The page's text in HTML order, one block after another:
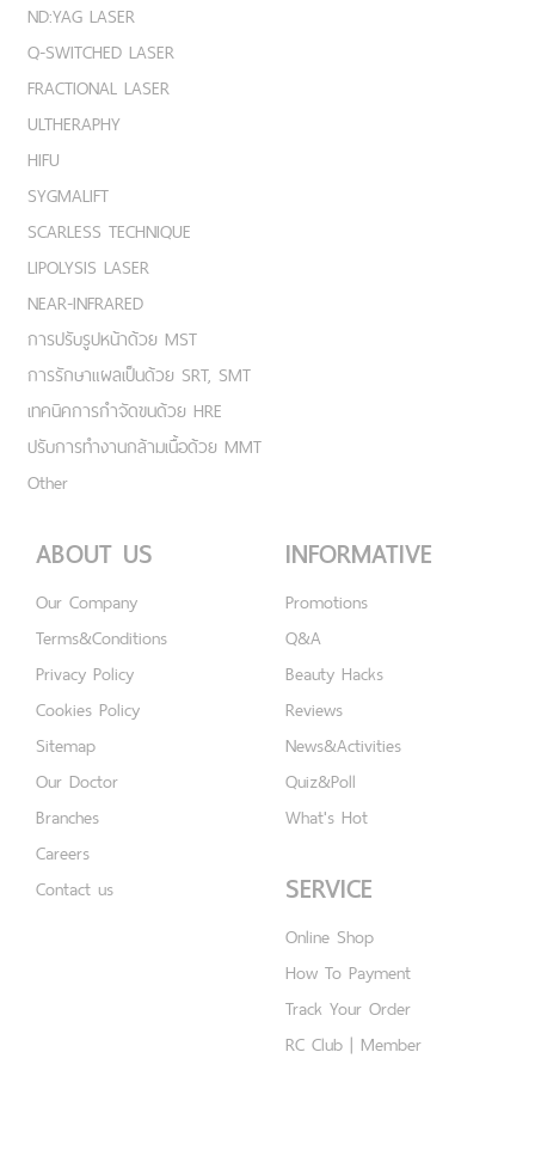
ND:YAG LASER
Q-SWITCHED LASER
FRACTIONAL LASER
ULTHERAPHY
HIFU
SYGMALIFT
SCARLESS TECHNIQUE
LIPOLYSIS LASER
NEAR-INFRARED
การปรับรูปหน้าด้วย MST
การรักษาแผลเป็นด้วย SRT, SMT
เทคนิคการกำจัดขนด้วย HRE
ปรับการทำงานกล้ามเนื้อด้วย MMT
Other
ABOUT US
Our Company
Terms&Conditions
Privacy Policy
Cookies Policy
Sitemap
Our Doctor
Branches
Careers
Contact us
INFORMATIVE
Promotions
Q&A
Beauty Hacks
Reviews
News&Activities
Quiz&Poll
What's Hot
SERVICE
Online Shop
How To Payment
Track Your Order
RC Club | Member